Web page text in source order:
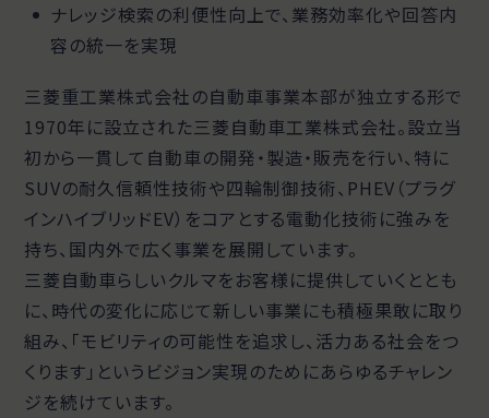
ナレッジ検索の利便性向上で、業務効率化や回答内
容の統一を実現
三菱重工業株式会社の自動車事業本部が独立する形で
1970年に設立された三菱自動車工業株式会社。設立当
初から一貫して自動車の開発・製造・販売を行い、特に
SUVの耐久信頼性技術や四輪制御技術、PHEV（プラグ
インハイブリッドEV）をコアとする電動化技術に強みを
持ち、国内外で広く事業を展開しています。
三菱自動車らしいクルマをお客様に提供していくととも
に、時代の変化に応じて新しい事業にも積極果敢に取り
組み、「モビリティの可能性を追求し、活力ある社会をつ
くります」というビジョン実現のためにあらゆるチャレン
ジを続けています。